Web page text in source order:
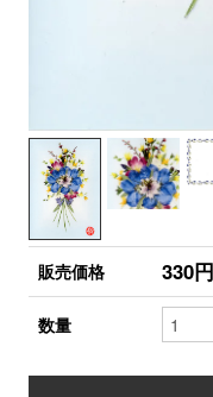
販売価格 330
数量